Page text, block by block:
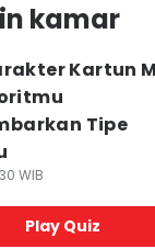
kamar
Kartun
Tipe
WIB
Play Quiz